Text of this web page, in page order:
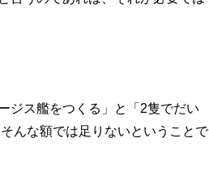
ジス艦をつくる」と「2隻でだい
んな額では足りないということで